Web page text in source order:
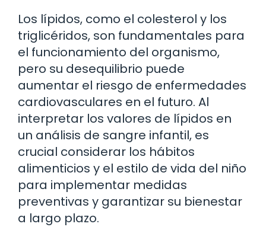
Los lípidos, como el colesterol y los
triglicéridos, son fundamentales para
el funcionamiento del organismo,
pero su desequilibrio puede
aumentar el riesgo de enfermedades
cardiovasculares en el futuro. Al
interpretar los valores de lípidos en
un análisis de sangre infantil, es
crucial considerar los hábitos
alimenticios y el estilo de vida del niño
para implementar medidas
preventivas y garantizar su bienestar
a largo plazo.